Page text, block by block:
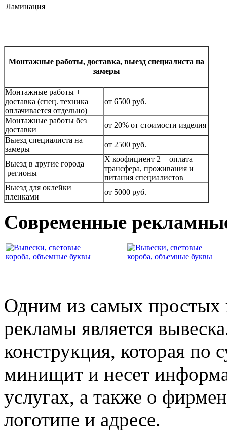
Ламинация
Монтажные работы, доставка, выезд специалиста на
замеры
Монтажные работы +
доставка (спец. техника
оплачивается отдельно)
от 6500 руб.
Монтажные работы без
доставки
от 20% от стоимости изделия
Выезд специалиста на
замеры
от 2500 руб.
Выезд в другие города
регионы
Х коофициент 2 + оплата
трансфера, проживания и
питания специалистов
Выезд для оклейки
пленками
от 5000 руб.
Современные
Одним из самых простых
рекламы является
конструкция, которая по
минищит и несет
услугах, а также о
логотипе и адресе.